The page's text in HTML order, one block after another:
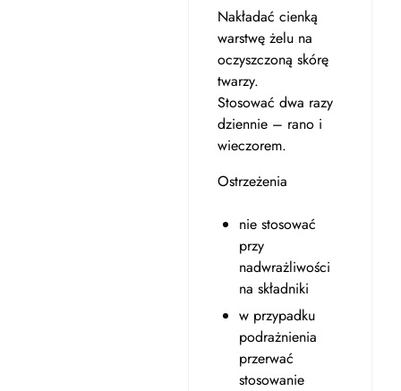
Nakładać cienką
warstwę żelu na
oczyszczoną skórę
twarzy.
Stosować dwa razy
dziennie – rano i
wieczorem.
Ostrzeżenia
nie stosować
przy
nadwrażliwości
na składniki
w przypadku
podrażnienia
przerwać
stosowanie